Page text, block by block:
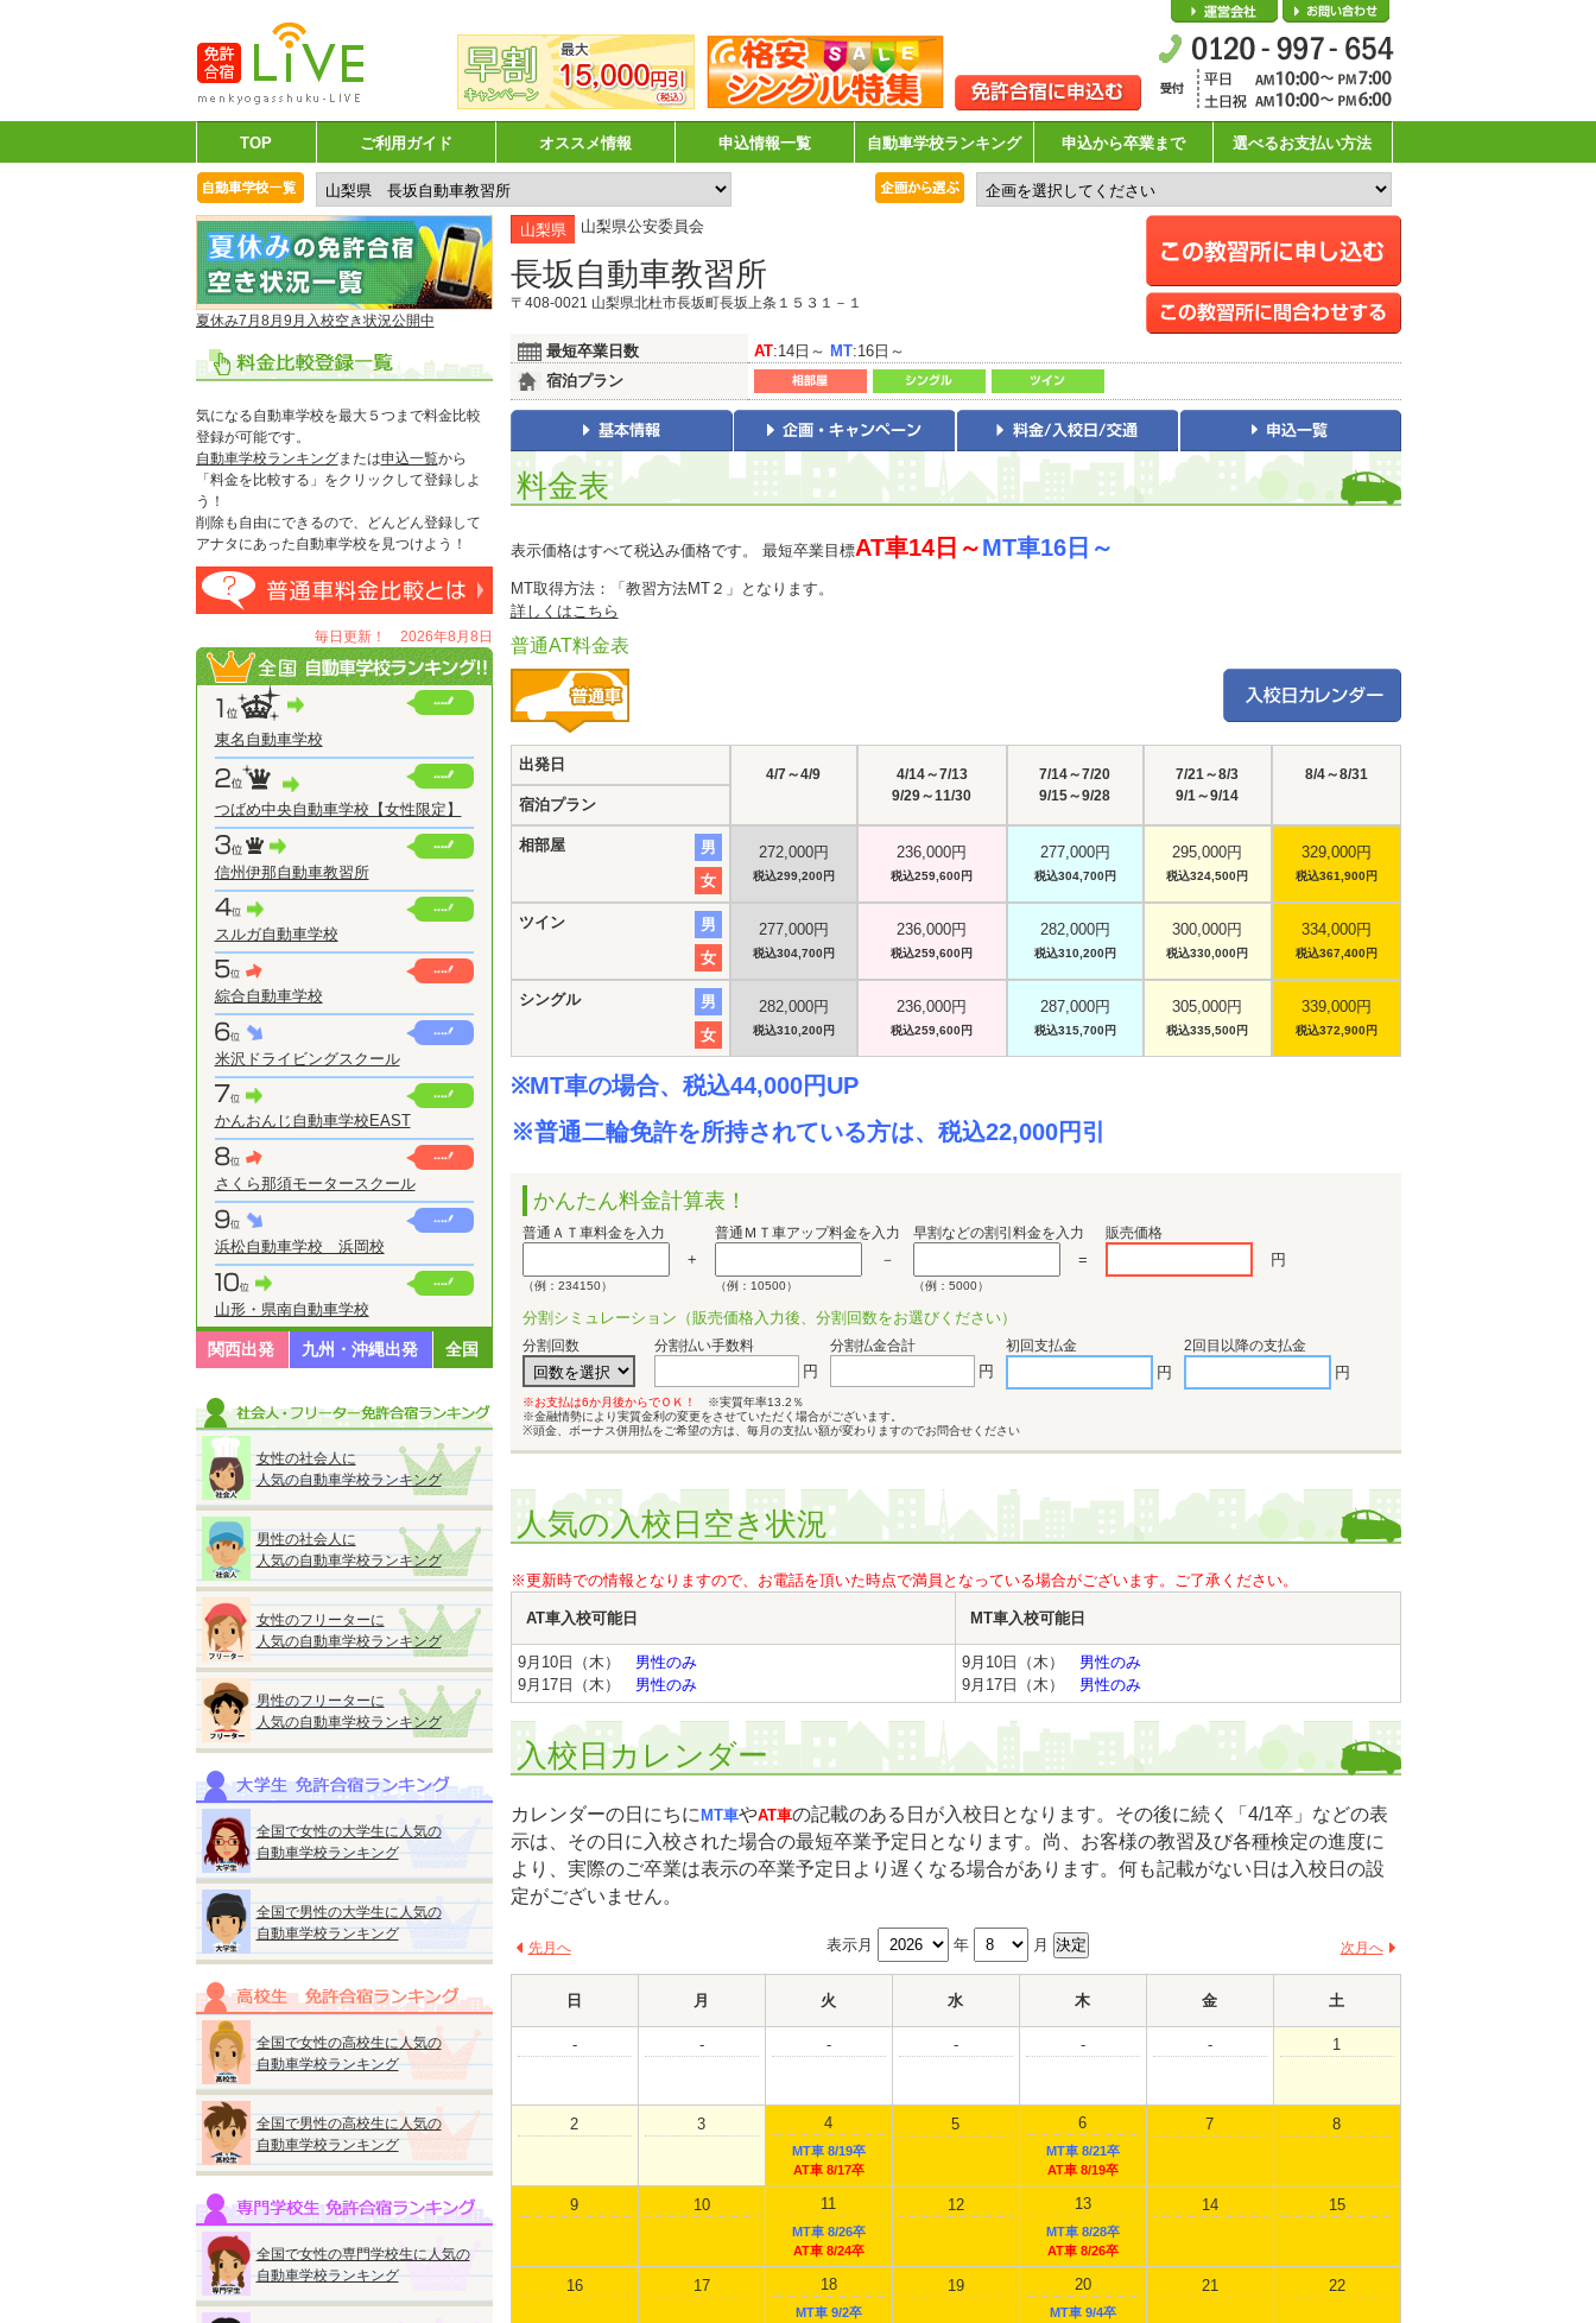
会社概要
TOP ご利用ガイド オススメ情報 申込情報一覧 自動車学校ランキング 申込から卒業まで 選べるお支払い方法
夏休み7月8月9月入校空き状況公開中
気になる自動車学校を最大５つまで料金比較
登録が可能です。
自動車学校ランキングまたは申込一覧から
「料金を比較する」をクリックして登録しよ
う！
削除も自由にできるので、どんどん登録して
アナタにあった自動車学校を見つけよう！
毎日更新！ 2026年8月8日
東名自動車学校
つばめ中央自動車学校【女性限定】
信州伊那自動車教習所
スルガ自動車学校
綜合自動車学校
米沢ドライビングスクール
かんおんじ自動車学校EAST
さくら那須モータースクール
浜松自動車学校 浜岡校
山形・県南自動車学校
関西出発 九州・沖縄出発 全国
女性の社会人に
人気の自動車学校ランキング
男性の社会人に
人気の自動車学校ランキング
女性のフリーターに
人気の自動車学校ランキング
男性のフリーターに
人気の自動車学校ランキング
全国で女性の大学生に人気の
自動車学校ランキング
全国で男性の大学生に人気の
自動車学校ランキング
全国で女性の高校生に人気の
自動車学校ランキング
全国で男性の高校生に人気の
自動車学校ランキング
全国で女性の専門学校生に人気の
自動車学校ランキング
山梨県 山梨県公安委員会
長坂自動車教習所
〒408-0021 山梨県北杜市長坂町長坂上条１５３１－１
最短卒業日数 AT:14日～ MT:16日～
宿泊プラン
料金表
表示価格はすべて税込み価格です。 最短卒業目標AT車14日～MT車16日～
MT取得方法：「教習方法MT２」となります。
詳しくはこちら
普通AT料金表
出発日
4/7～4/9
4/14～7/13
9/29～11/30
7/14～7/20
9/15～9/28
7/21～8/3
9/1～9/14
8/4～8/31
宿泊プラン
相部屋
男
女
272,000円
税込299,200円
236,000円
税込259,600円
277,000円
税込304,700円
295,000円
税込324,500円
329,000円
税込361,900円
ツイン
男
女
277,000円
税込304,700円
236,000円
税込259,600円
282,000円
税込310,200円
300,000円
税込330,000円
334,000円
税込367,400円
シングル
男
女
282,000円
税込310,200円
236,000円
税込259,600円
287,000円
税込315,700円
305,000円
税込335,500円
339,000円
税込372,900円
※MT車の場合、税込44,000円UP
※普通二輪免許を所持されている方は、税込22,000円引
かんたん料金計算表！
普通ＡＴ車料金を入力
+
（例：234150）
普通ＭＴ車アップ料金を入力
－
（例：10500）
早割などの割引料金を入力
=
（例：5000）
販売価格
円
分割シミュレーション （販売価格入力後、分割回数をお選びください）
分割回数 分割払い手数料
円
分割払金合計
円
初回支払金
円
2回目以降の支払金
円
※お支払は6か月後からでＯＫ！
※実質年率13.2％
※金融情勢により実質金利の変更をさせていただく場合がございます。
※頭金、ボーナス併用払をご希望の方は、毎月の支払い額が変わりますのでお問合せください
人気の入校日空き状況
※更新時での情報となりますので、お電話を頂いた時点で満員となっている場合がございます。ご了承ください。
AT車入校可能日 MT車入校可能日
9月10日（木） 男性のみ
9月17日（木） 男性のみ
9月10日（木） 男性のみ
9月17日（木） 男性のみ
入校日カレンダー
カレンダーの日にちに MT車やAT車の記載のある日が入校日となります。その後に続く「4/1卒」などの表
示は、その日に入校された場合の最短卒業予定日となります。尚、お客様の教習及び各種検定の進度に
より、実際のご卒業は表示の卒業予定日より遅くなる場合があります。何も記載がない日は入校日の設
定がございません。
先月へ 表示月 年 月 次月へ
日 月 火 水 木 金 土
- - - - - - 1
2 3 4
MT車 8/19卒
AT車 8/17卒
5 6
MT車 8/21卒
AT車 8/19卒
7 8
9 10 11
MT車 8/26卒
AT車 8/24卒
12 13
MT車 8/28卒
AT車 8/26卒
14 15
16 17 18
MT車 9/2卒
19 20
MT車 9/4卒
21 22